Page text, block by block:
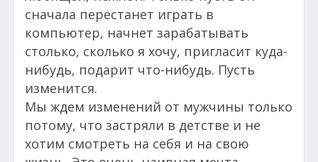
сначала перестанет играть в
компьютер, начнет зарабатывать
столько, сколько я хочу, пригласит куда-
нибудь, подарит что-нибудь. Пусть
изменится.
Мы ждем изменений от мужчины только
потому, что застряли в детстве и не
хотим смотреть на себя и на свою